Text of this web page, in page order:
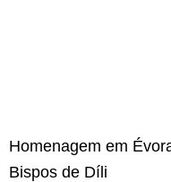
Homenagem em
Bispos de Díli